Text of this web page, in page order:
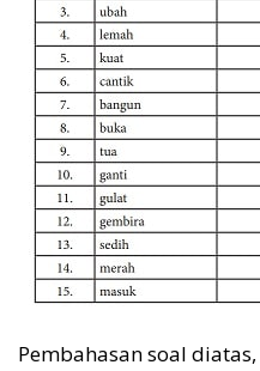
Pembahasan soal